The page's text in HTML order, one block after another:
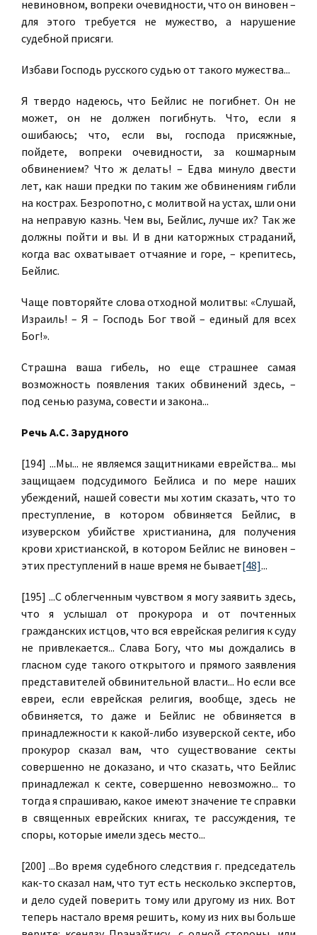
невиновном, вопреки очевидности, что он виновен –
для этого требуется не мужество, а нарушение
судебной присяги.
Избави Господь русского судью от такого мужества...
Я твердо надеюсь, что Бейлис не погибнет. Он не
может, он не должен погибнуть. Что, если я
ошибаюсь; что, если вы, господа присяжные,
пойдете, вопреки очевидности, за кошмарным
обвинением? Что ж делать! – Едва минуло двести
лет, как наши предки по таким же обвинениям гибли
на кострах. Безропотно, с молитвой на устах, шли они
на неправую казнь. Чем вы, Бейлис, лучше их? Так же
должны пойти и вы. И в дни каторжных страданий,
когда вас охватывает отчаяние и горе, – крепитесь,
Бейлис.
Чаще повторяйте слова отходной молитвы: «Слушай,
Израиль! – Я – Господь Бог твой – единый для всех
Бог!».
Страшна ваша гибель, но еще страшнее самая
возможность появления таких обвинений здесь, –
под сенью разума, совести и закона...
Речь А.С. Зарудного
[194] ...Мы... не являемся защитниками еврейства... мы
защищаем подсудимого Бейлиса и по мере наших
убеждений, нашей совести мы хотим сказать, что то
преступление, в котором обвиняется Бейлис, в
изуверском убийстве христианина, для получения
крови христианской, в котором Бейлис не виновен –
этих преступлений в наше время не бывает[48]...
[195] ...С облегченным чувством я могу заявить здесь,
что я услышал от прокурора и от почтенных
гражданских истцов, что вся еврейская религия к суду
не привлекается... Слава Богу, что мы дождались в
гласном суде такого открытого и прямого заявления
представителей обвинительной власти... Но если все
евреи, если еврейская религия, вообще, здесь не
обвиняется, то даже и Бейлис не обвиняется в
принадлежности к какой-либо изуверской секте, ибо
прокурор сказал вам, что существование секты
совершенно не доказано, и что сказать, что Бейлис
принадлежал к секте, совершенно невозможно... то
тогда я спрашиваю, какое имеют значение те справки
в священных еврейских книгах, те рассуждения, те
споры, которые имели здесь место...
[200] ...Во время судебного следствия г. председатель
как-то сказал нам, что тут есть несколько экспертов,
и дело судей поверить тому или другому из них. Вот
теперь настало время решить, кому из них вы больше